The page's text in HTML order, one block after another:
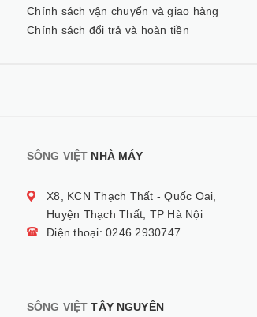
Chính sách vận chuyển và giao hàng
Chính sách đổi trả và hoàn tiền
SÔNG VIỆT NHÀ MÁY
X8, KCN Thạch Thất - Quốc Oai,
Huyện Thạch Thất, TP Hà Nội
Điện thoại: 0246 2930747
SÔNG VIỆT TÂY NGUYÊN